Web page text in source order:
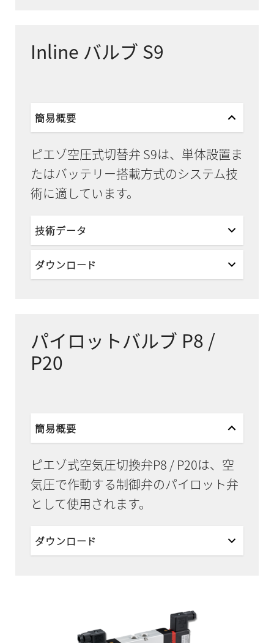
Inline バルブ S9
簡易概要
ピエゾ空圧式切替弁 S9は、単体設置ま
たはバッテリー搭載方式のシステム技
術に適しています。
技術データ
ダウンロード
パイロットバルブ P8 /
P20
簡易概要
ピエゾ式空気圧切換弁P8 / P20は、空
気圧で作動する制御弁のパイロット弁
として使用されます。
ダウンロード